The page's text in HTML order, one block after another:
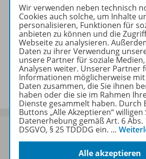
Empfehlungen der
Benachrichtigungs-
Wir verwenden neben technisch
Cookies auch solche, um Inhalte
personalisieren, Funktionen für
anbieten zu können und die
Webseite zu analysieren.
Daten zu ihrer Verwendung
unsere Partner für soziale
Analysen weiter. Unserer Partner
Informationen möglicherweise
Daten zusammen, die Sie ihnen
haben oder die sie im Rahmen
Dienste gesammelt haben. Durch
Buttons „Alle Akzeptieren“ willigen
Datenerhebung gemäß Art. 6 Abs.
DSGVO, § 25 TDDDG ein. …
Alle akzeptieren